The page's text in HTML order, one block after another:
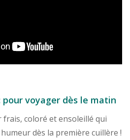
pour voyager dès le matin
coloré et ensoleillé qui
dès la première cuillère !